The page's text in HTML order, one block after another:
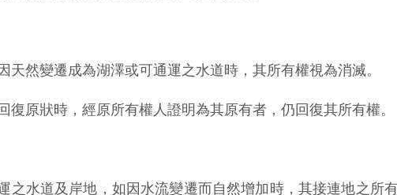
天然變遷成為湖澤或可通運之水道時，其所有權視為消滅。
復原狀時，經原所有權人證明為其原有者，仍回復其所有權。
之水道及岸地，如因水流變遷而自然增加時，其接連地之所